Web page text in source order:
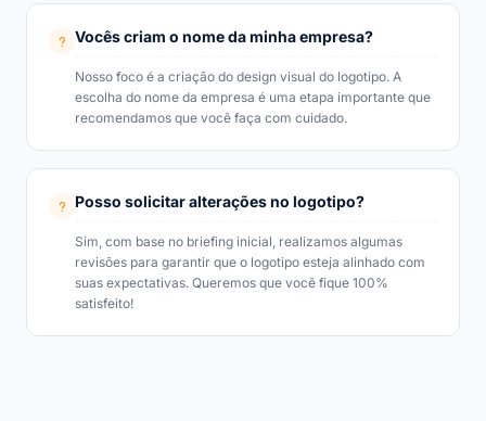
Vocês criam o nome da minha empresa?
Nosso foco é a criação do design visual do logotipo. A
escolha do nome da empresa é uma etapa importante que
recomendamos que você faça com cuidado.
Posso solicitar alterações no logotipo?
Sim, com base no briefing inicial, realizamos algumas
revisões para garantir que o logotipo esteja alinhado com
suas expectativas. Queremos que você fique 100%
satisfeito!